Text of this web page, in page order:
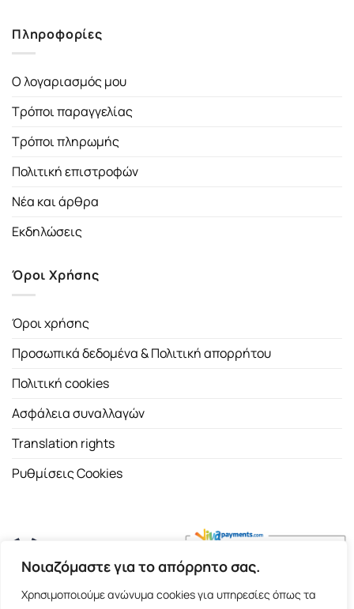
Νοιαζόμαστε για το απόρρητο σας.
Χρησιμοποιούμε ανώνυμα cookies για υπηρεσίες όπως τα
Πληροφορίες
Ο λογαριασμός μου
Τρόποι παραγγελίας
Τρόποι πληρωμής
Πολιτική επιστροφών
Νέα και άρθρα
Εκδηλώσεις
Όροι Χρήσης
Όροι χρήσης
Προσωπικά δεδομένα & Πολιτική απορρήτου
Πολιτική cookies
Ασφάλεια συναλλαγών
Translation rights
Ρυθμίσεις Cookies
Copyright 2026 ©Εκδοτικός Οίκος Α.Α. Λιβάνη| All rights